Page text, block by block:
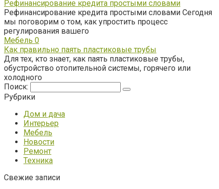
Рефинансирование кредита простыми словами
Рефинансирование кредита простыми словами Сегодня
мы поговорим о том, как упростить процесс
регулирования вашего
Мебель 0
Как правильно паять пластиковые трубы
Для тех, кто знает, как паять пластиковые трубы,
обустройство отопительной системы, горячего или
холодного
Поиск:
Рубрики
Дом и дача
Интерьер
Мебель
Новости
Ремонт
Техника
Свежие записи